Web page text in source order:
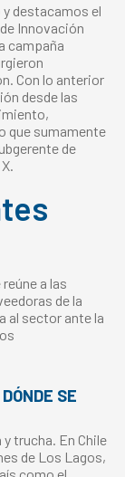
destacamos el
Innovación
campaña
Con lo anterior
desde las
que sumamente
de
a las
de la
al sector ante la
SE
trucha. En Chile
de Los Lagos,